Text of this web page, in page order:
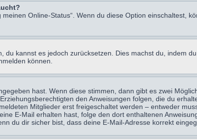
Online-Status“. Wenn du diese Option einschaltest,
kannst es jedoch zurücksetzen. Dies machst du, indem
können.
hast. Wenn diese stimmen, dann gibt es zwei
den Anweisungen folgen, die du
Mitglieder erst freigeschaltet werden – entweder
E-Mail erhalten hast, folge den dort enthaltenen
du dir sicher bist, dass deine E-Mail-Adresse korrekt